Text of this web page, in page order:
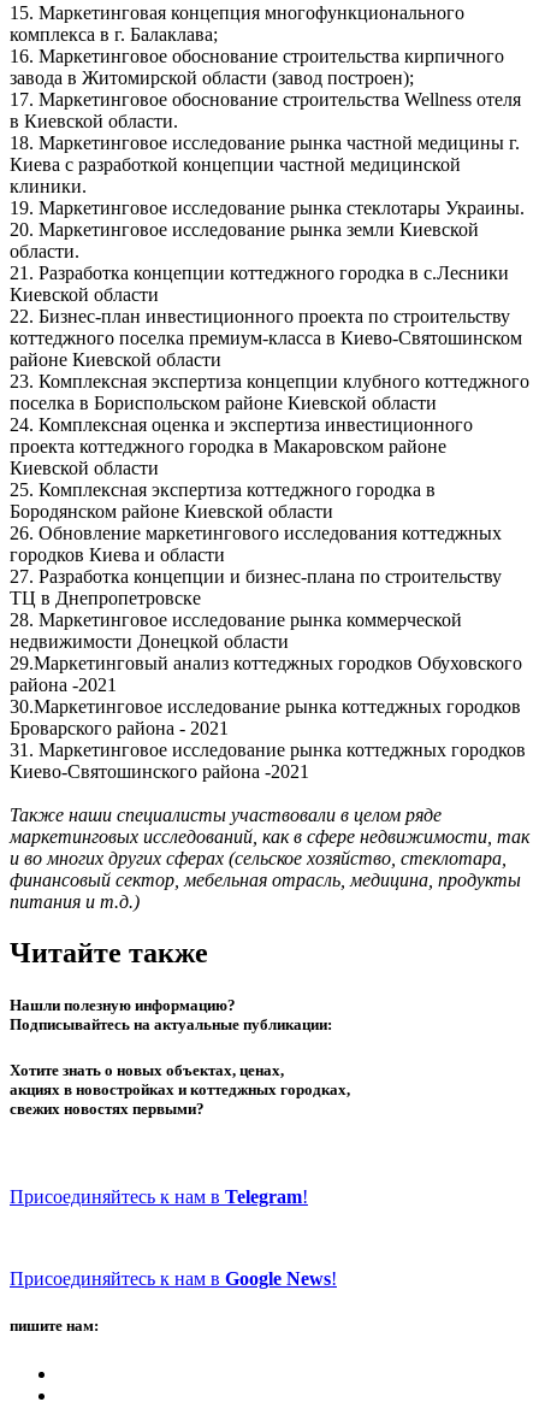
15. Маркетинговая концепция многофункционального
комплекса в г. Балаклава;
16. Маркетинговое обоснование строительства кирпичного
завода в Житомирской области (завод построен);
17. Маркетинговое обоснование строительства Wellness отеля
в Киевской области.
18. Маркетинговое исследование рынка частной медицины г.
Киева с разработкой концепции частной медицинской
клиники.
19. Маркетинговое исследование рынка стеклотары Украины.
20. Маркетинговое исследование рынка земли Киевской
области.
21. Разработка концепции коттеджного городка в с.Лесники
Киевской области
22. Бизнес-план инвестиционного проекта по строительству
коттеджного поселка премиум-класса в Киево-Святошинском
районе Киевской области
23. Комплексная экспертиза концепции клубного коттеджного
поселка в Бориспольском районе Киевской области
24. Комплексная оценка и экспертиза инвестиционного
проекта коттеджного городка в Макаровском районе
Киевской области
25. Комплексная экспертиза коттеджного городка в
Бородянском районе Киевской области
26. Обновление маркетингового исследования коттеджных
городков Киева и области
27. Разработка концепции и бизнес-плана по строительству
ТЦ в Днепропетровске
28. Маркетинговое исследование рынка коммерческой
недвижимости Донецкой области
29.Маркетинговый анализ коттеджных городков Обуховского
района -2021
30.Маркетинговое исследование рынка коттеджных городков
Броварского района - 2021
31. Маркетинговое исследование рынка коттеджных городков
Киево-Святошинского района -2021
Также наши специалисты участвовали в целом ряде
маркетинговых исследований, как в сфере недвижимости, так
и во многих других сферах (сельское хозяйство, стеклотара,
финансовый сектор, мебельная отрасль, медицина, продукты
питания и т.д.)
Читайте также
Нашли полезную информацию?
Подписывайтесь на актуальные публикации:
Хотите знать о новых объектах, ценах,
акциях в новостройках и коттеджных городках,
свежих новостях первыми?
Присоединяйтесь к нам в Telegram!
Присоединяйтесь к нам в Google News!
пишите нам: